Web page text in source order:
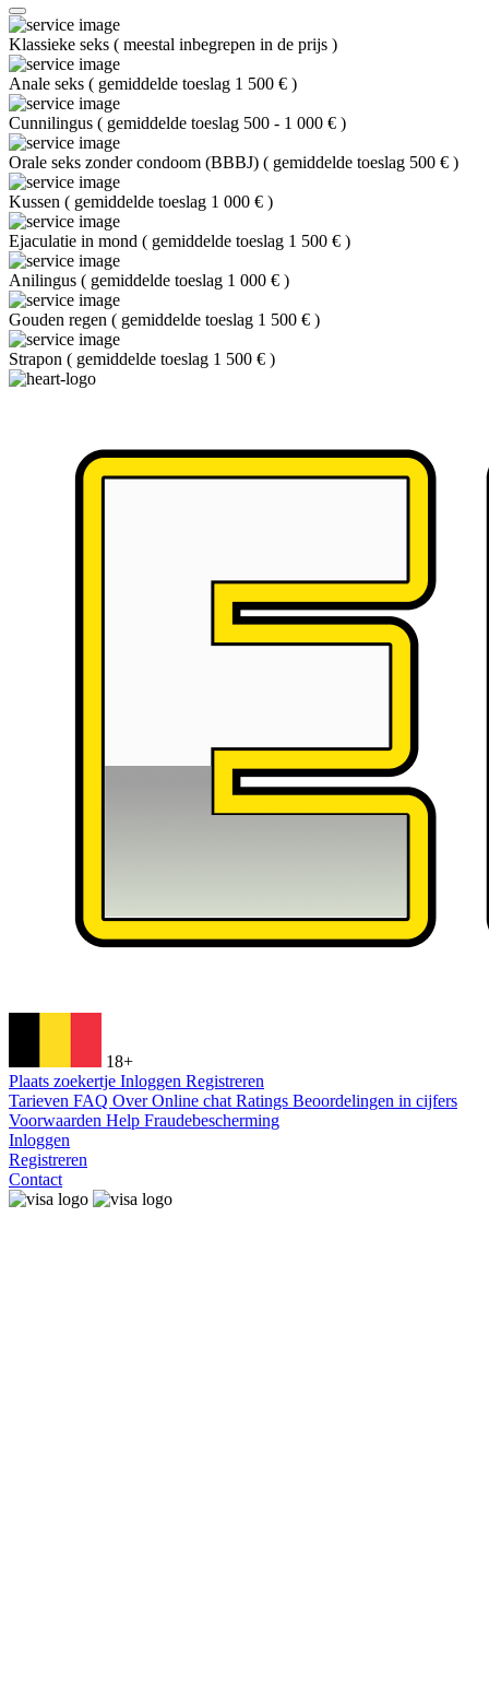
Klassieke seks ( meestal inbegrepen in de prijs )
Anale seks ( gemiddelde toeslag 1 500 € )
Cunnilingus ( gemiddelde toeslag 500 - 1 000 € )
Orale seks zonder condoom (BBBJ) ( gemiddelde toeslag 500 € )
Kussen ( gemiddelde toeslag 1 000 € )
Ejaculatie in mond ( gemiddelde toeslag 1 500 € )
Anilingus ( gemiddelde toeslag 1 000 € )
Gouden regen ( gemiddelde toeslag 1 500 € )
Strapon ( gemiddelde toeslag 1 500 € )
18+
Plaats zoekertje Inloggen Registreren
Tarieven FAQ OverOnline chat Ratings Beoordelingen in cijfers
Voorwaarden Help Fraudebescherming
Inloggen
Registreren
Contact